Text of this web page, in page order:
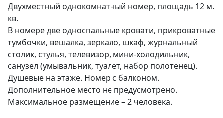
Двухместный однокомнатный номер, площадь 12 м.
кв.
В номере две односпальные кровати, прикроватные
тумбочки, вешалка, зеркало, шкаф, журнальный
столик, стулья, телевизор, мини-холодильник,
санузел (умывальник, туалет, набор полотенец).
Душевые на этаже. Номер с балконом.
Дополнительное место не предусмотрено.
Максимальное размещение – 2 человека.